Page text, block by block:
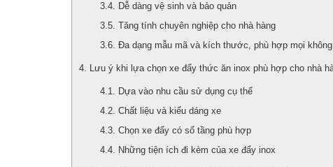
Dễ dàng vệ sinh và bảo quản
Tăng tính chuyên nghiệp cho nhà hàng
Đa dạng mẫu mã và kích thước, phù hợp mọi
Lưu ý khi lựa chọn xe đẩy thức ăn inox phù hợp cho nhà
Dựa vào nhu cầu sử dụng cụ thể
Chất liệu và kiểu dáng xe
Chọn xe đẩy có số tầng phù hợp
Những tiện ích đi kèm của xe đẩy inox